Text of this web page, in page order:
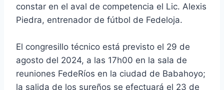
constar en el aval de competencia el Lic. Alexis
Piedra, entrenador de fútbol de Fedeloja.
El congresillo técnico está previsto el 29 de
agosto del 2024, a las 17h00 en la sala de
reuniones FedeRíos en la ciudad de Babahoyo;
la salida de los sureños se efectuará el 23 de